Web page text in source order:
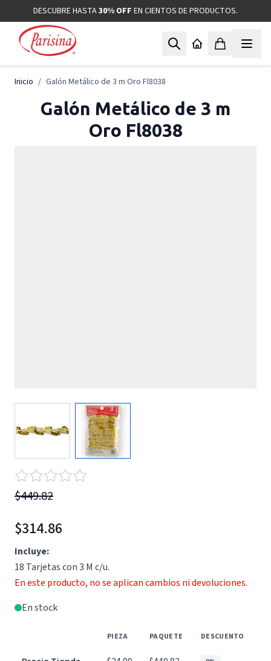
Ir al contenidoDESCUBRE HASTA30% OFF EN CIENTOS DE PRODUCTOS.
Inicio / Galón Metálico de 3 m Oro Fl8038
Galón Metálico de 3 m
Oro Fl8038
View larger imageView larger image
$449.82
$314.86
Incluye:
18 Tarjetas con 3 M c/u.
En este producto, no se aplican cambios ni devoluciones.
En stock
PIEZA PAQUETE DESCUENTO